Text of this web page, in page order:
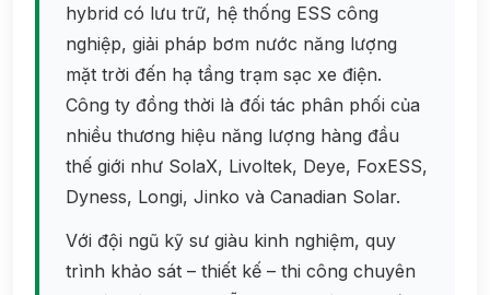
hybrid có lưu trữ, hệ thống ESS công
nghiệp, giải pháp bơm nước năng lượng
mặt trời đến hạ tầng trạm sạc xe điện.
Công ty đồng thời là đối tác phân phối của
nhiều thương hiệu năng lượng hàng đầu
thế giới như SolaX, Livoltek, Deye, FoxESS,
Dyness, Longi, Jinko và Canadian Solar.
Với đội ngũ kỹ sư giàu kinh nghiệm, quy
trình khảo sát – thiết kế – thi công chuyên